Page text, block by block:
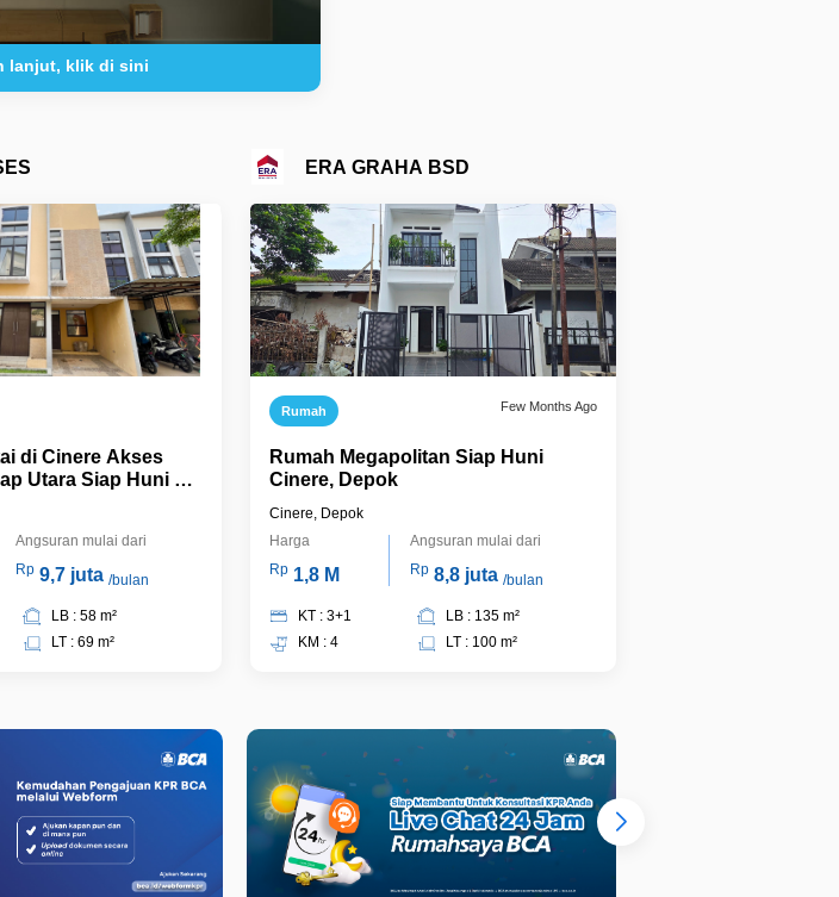
lanjut, klik di sini
di Cinere Akses
Utara Siap Huni J-
Angsuran mulai dari
Rp 9,7 juta /bulan
LB : 58 m²
LT : 69 m²
ERA GRAHA BSD
Rumah Few Months Ago
Rumah Megapolitan Siap Huni
Cinere, Depok
Cinere, Depok
Harga
Rp 1,8 M
Angsuran mulai dari
Rp 8,8 juta /bulan
KT : 3+1
KM : 4
LB : 135 m²
LT : 100 m²